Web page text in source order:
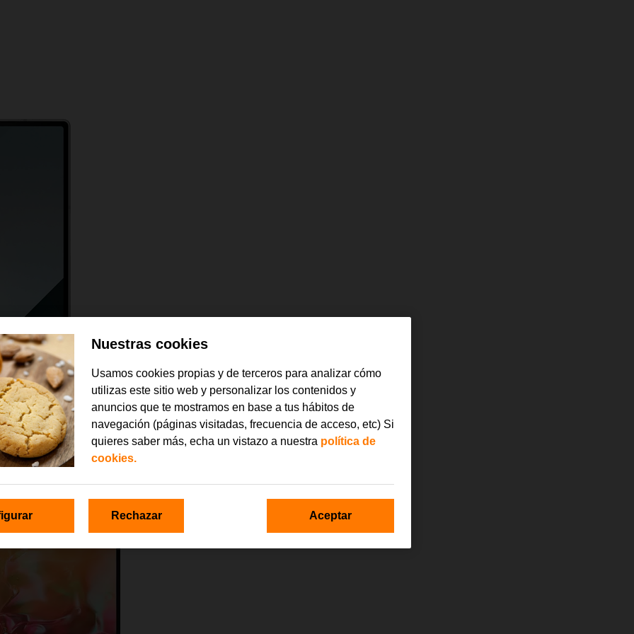
Nuestras cookies
Usamos cookies propias y de terceros para analizar cómo
utilizas este sitio web y personalizar los contenidos y
anuncios que te mostramos en base a tus hábitos de
navegación (páginas visitadas, frecuencia de acceso, etc) Si
quieres saber más, echa un vistazo a nuestra política de
cookies.
Rechazar Aceptar